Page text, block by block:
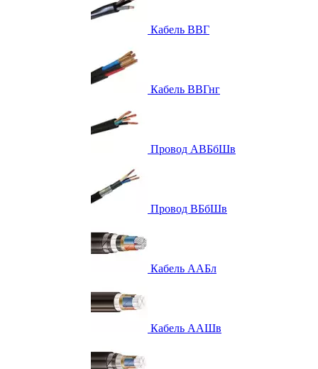
Кабель ВВГ
Кабель ВВГнг
Провод АВБбШв
Провод ВБбШв
Кабель ААБл
Кабель ААШв